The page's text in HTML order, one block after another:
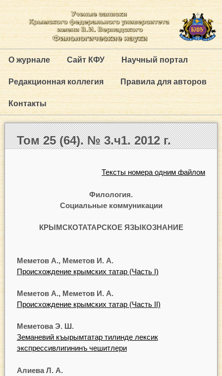
О журнале Сайт КФУ Научный портал
Редакционная коллегия Правила для авторов
Контакты
Том 25 (64). № 3.ч1. 2012 г.
Тексты номера одним файлом
Филология.
Социальные коммуникации
КРЫМСКОТАТАРСКОЕ ЯЗЫКОЗНАНИЕ
Меметов А., Меметов И. А.
Происхождение крымских татар (Часть I)
Меметов А., Меметов И. А.
Происхождение крымских татар (Часть II)
Меметова Э. Ш.
Земаневий къырымтатар тилинде лексик
экспрессивлигининъ чешитлери
Алиева Л. А.